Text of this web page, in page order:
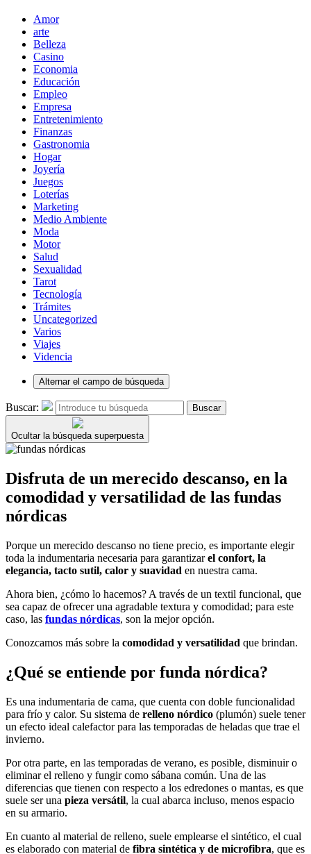
Amor
arte
Belleza
Casino
Economia
Educación
Empleo
Empresa
Entretenimiento
Finanzas
Gastronomia
Hogar
Joyería
Juegos
Loterías
Marketing
Medio Ambiente
Moda
Motor
Salud
Sexualidad
Tarot
Tecnología
Trámites
Uncategorized
Varios
Viajes
Videncia
Alternar el campo de búsqueda
Buscar: Buscar
Ocultar la búsqueda superpuesta
Disfruta de un merecido descanso, en la
comodidad y versatilidad de las fundas
nórdicas
Porque un merecido descanso no tiene precio, es importante elegir
toda la indumentaria necesaria para garantizarel confort, la
elegancia, tacto sutil, calor y suavidad en nuestra cama.
Ahora bien, ¿cómo lo hacemos? A través de un textil funcional, que
sea capaz de ofrecer una agradable textura y comodidad; para este
caso, las fundas nórdicas, son la mejor opción.
Conozcamos más sobre la comodidad y versatilidad que brindan.
¿Qué se entiende por funda nórdica?
Es una indumentaria de cama, que cuenta con doble funcionalidad
para frío y calor. Su sistema de relleno nórdico (plumón) suele tener
un efecto ideal calefactor para las temporadas de heladas que trae el
invierno.
Por otra parte, en las temporadas de verano, es posible, disminuir o
eliminar el relleno y fungir como sábana común. Una de las
diferencias que tienen con respecto a los edredones o mantas, es que
suele ser una pieza versátil, la cual abarca incluso, menos espacio
en su armario.
En cuanto al material de relleno, suele emplearse el sintético, el cual
es elaborado con material de fibra sintética y de microfibra, que es